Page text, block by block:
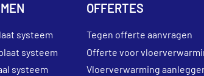
systeem
systeem
systeem
OFFERTES
Tegen offerte aanvragen
Offerte voor
Vloerverwarming